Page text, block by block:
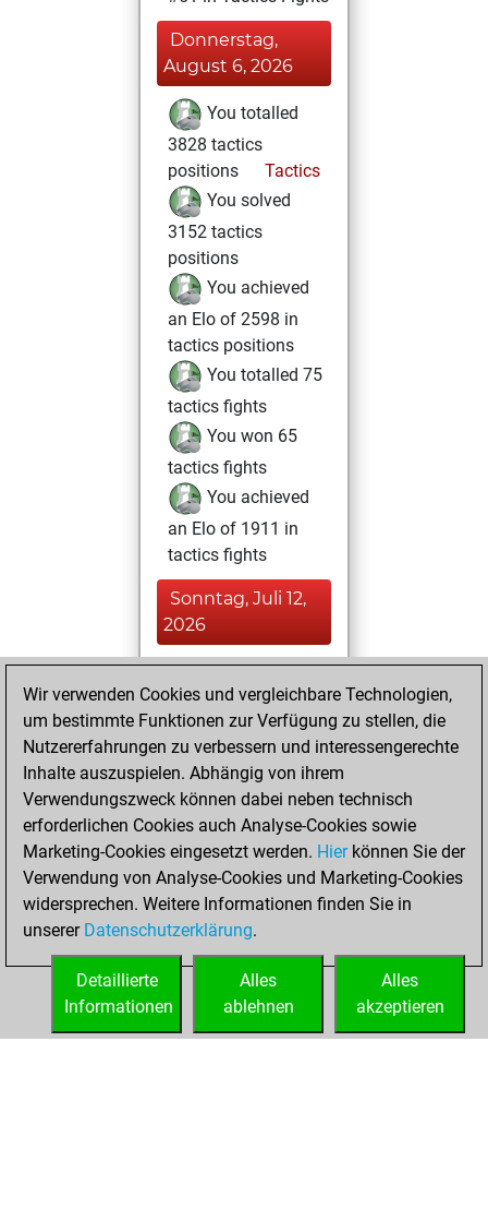
Donnerstag,
August 6, 2026
You totalled
3828 tactics
positions
Tactics
You solved
3152 tactics
positions
You achieved
an Elo of 2598 in
tactics positions
You totalled 75
tactics fights
You won 65
tactics fights
You achieved
an Elo of 1911 in
tactics fights
Sonntag, Juli 12,
2026
You played 19
blitz games
Play
You scored +16
=1 -2 in blitz
Dienstag, Juni 23,
2026
You played 11
slow games
Play
You scored +5
=3 -3 in slow games
Wir verwenden Cookies und vergleichbare Technologien,
um bestimmte Funktionen zur Verfügung zu stellen, die
Nutzererfahrungen zu verbessern und interessengerechte
Inhalte auszuspielen. Abhängig von ihrem
Verwendungszweck können dabei neben technisch
erforderlichen Cookies auch Analyse-Cookies sowie
Marketing-Cookies eingesetzt werden. Hierkönnen Sie der
Verwendung von Analyse-Cookies und Marketing-Cookies
widersprechen. Weitere Informationen finden Sie in
unserer Datenschutzerklärung.
Alles
akzeptieren
Alles
ablehnen
Detaillierte
Informationen